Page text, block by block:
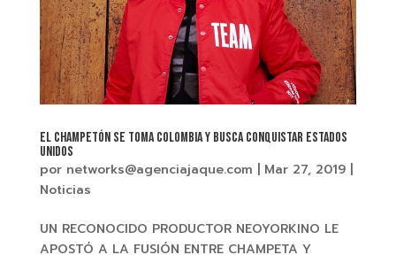
EL CHAMPETÓN SE TOMA COLOMBIA Y BUSCA CONQUISTAR ESTADOS
UNIDOS
por networks@agenciajaque.com Mar 27, 2019|
Noticias
UN RECONOCIDO PRODUCTOR NEOYORKINO LE
APOSTÓ A LA FUSIÓN ENTRE CHAMPETA Y